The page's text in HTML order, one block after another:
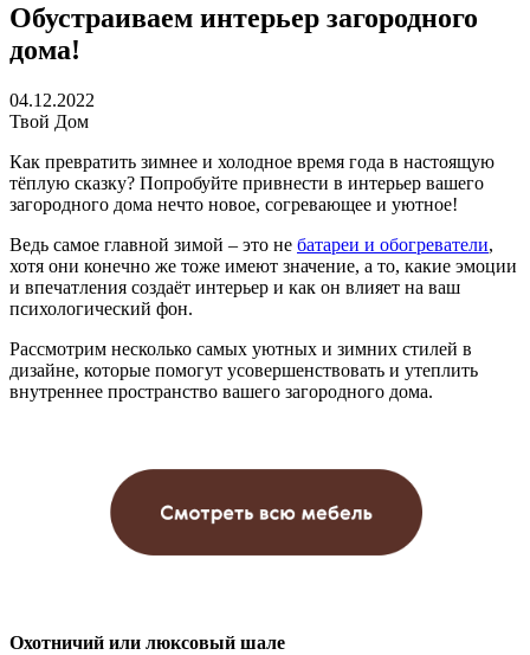
Обустраиваем интерьер загородного
дома!
04.12.2022
Твой Дом
Как превратить зимнее и холодное время года в настоящую
тёплую сказку? Попробуйте привнести в интерьер вашего
загородного дома нечто новое, согревающее и уютное!
Ведь самое главной зимой – это не батареи и обогреватели,
хотя они конечно же тоже имеют значение, а то, какие эмоции
и впечатления создаёт интерьер и как он влияет на ваш
психологический фон.
Рассмотрим несколько самых уютных и зимних стилей в
дизайне, которые помогут усовершенствовать и утеплить
внутреннее пространство вашего загородного дома.
Охотничий или люксовый шале